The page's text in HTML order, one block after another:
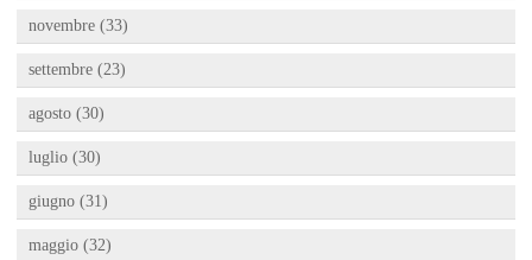
novembre (33)
settembre (23)
agosto (30)
luglio (30)
giugno (31)
maggio (32)